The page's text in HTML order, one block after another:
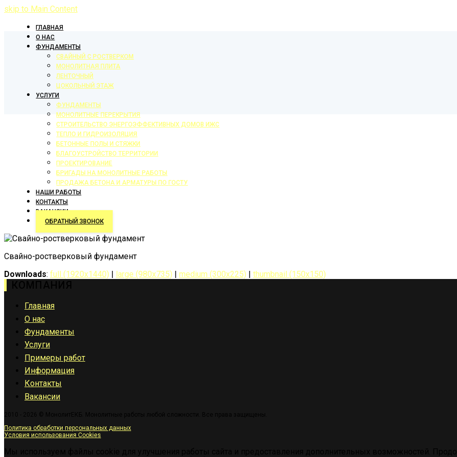
skip to Main Content
ГЛАВНАЯ
О НАС
ФУНДАМЕНТЫ
СВАЙНЫЙ С РОСТВЕРКОМ
МОНОЛИТНАЯ ПЛИТА
ЛЕНТОЧНЫЙ
ЦОКОЛЬНЫЙ ЭТАЖ
УСЛУГИ
ФУНДАМЕНТЫ
МОНОЛИТНЫЕ ПЕРЕКРЫТИЯ
СТРОИТЕЛЬСТВО ЭНЕРГОЭФФЕКТИВНЫХ ДОМОВ ИЖС
ТЕПЛО И ГИДРОИЗОЛЯЦИЯ
БЕТОННЫЕ ПОЛЫ И СТЯЖКИ
БЛАГОУСТРОЙСТВО ТЕРРИТОРИИ
ПРОЕКТИРОВАНИЕ
БРИГАДЫ НА МОНОЛИТНЫЕ РАБОТЫ
ПРОДАЖА БЕТОНА И АРМАТУРЫ ПО ГОСТУ
НАШИ РАБОТЫ
КОНТАКТЫ
ВАКАНСИИ
ОБРАТНЫЙ ЗВОНОК
Свайно-ростверковый фундамент
Downloads: full (1920x1440) | large (980x735) | medium (300x225) | thumbnail (150x150)
Главная
О нас
Фундаменты
Услуги
Примеры работ
Информация
Контакты
Вакансии
Политика обработки персональных данных
Условия использования Cookies